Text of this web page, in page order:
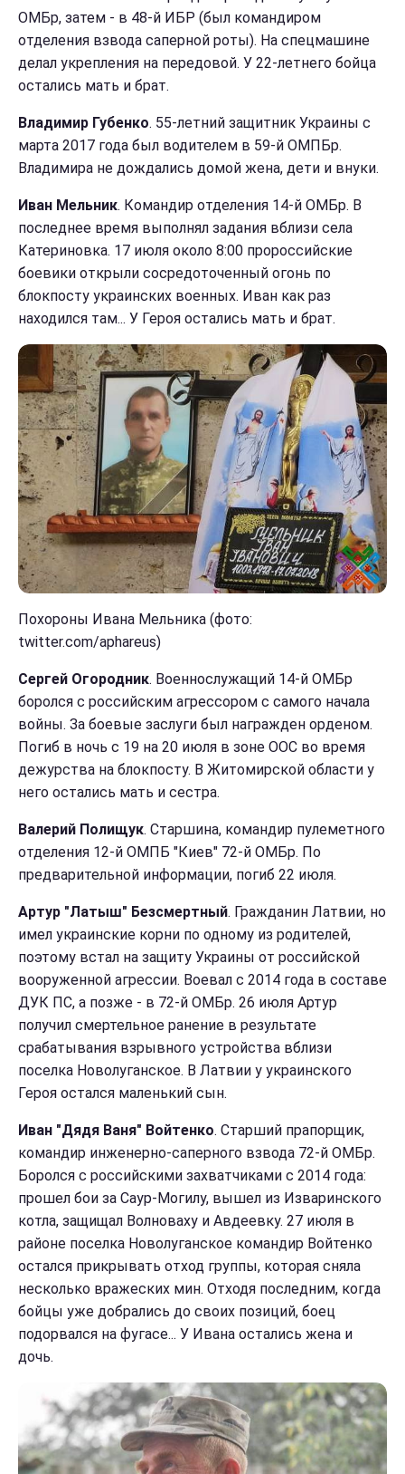
ОМБр, затем - в 48-й ИБР (был командиром
отделения взвода саперной роты). На спецмашине
делал укрепления на передовой. У 22-летнего бойца
остались мать и брат.
Владимир Губенко. 55-летний защитник Украины с
марта 2017 года был водителем в 59-й ОМПБр.
Владимира не дождались домой жена, дети и внуки.
Иван Мельник. Командир отделения 14-й ОМБр. В
последнее время выполнял задания вблизи села
Катериновка. 17 июля около 8:00 пророссийские
боевики открыли сосредоточенный огонь по
блокпосту украинских военных. Иван как раз
находился там... У Героя остались мать и брат.
Похороны Ивана Мельника (фото:
twitter.com/aphareus)
Сергей Огородник. Военнослужащий 14-й ОМБр
боролся с российским агрессором с самого начала
войны. За боевые заслуги был награжден орденом.
Погиб в ночь с 19 на 20 июля в зоне ООС во время
дежурства на блокпосту. В Житомирской области у
него остались мать и сестра.
Валерий Полищук. Cтаршина, командир пулеметного
отделения 12-й ОМПБ "Киев" 72-й ОМБр. По
предварительной информации, погиб 22 июля.
Артур "Латыш" Безсмертный. Гражданин Латвии, но
имел украинские корни по одному из родителей,
поэтому встал на защиту Украины от российской
вооруженной агрессии. Воевал с 2014 года в составе
ДУК ПС, а позже - в 72-й ОМБр. 26 июля Артур
получил смертельное ранение в результате
срабатывания взрывного устройства вблизи
поселка Новолуганское. В Латвии у украинского
Героя остался маленький сын.
Иван "Дядя Ваня" Войтенко. Старший прапорщик,
командир инженерно-саперного взвода 72-й ОМБр.
Боролся с российскими захватчиками с 2014 года:
прошел бои за Саур-Могилу, вышел из Изваринского
котла, защищал Волноваху и Авдеевку. 27 июля в
районе поселка Новолуганское командир Войтенко
остался прикрывать отход группы, которая сняла
несколько вражеских мин. Отходя последним, когда
бойцы уже добрались до своих позиций, боец
подорвался на фугасе... У Ивана остались жена и
дочь.